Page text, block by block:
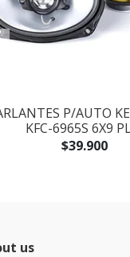
P/AUTO
KFC-6965S 6X9
$39.900
us